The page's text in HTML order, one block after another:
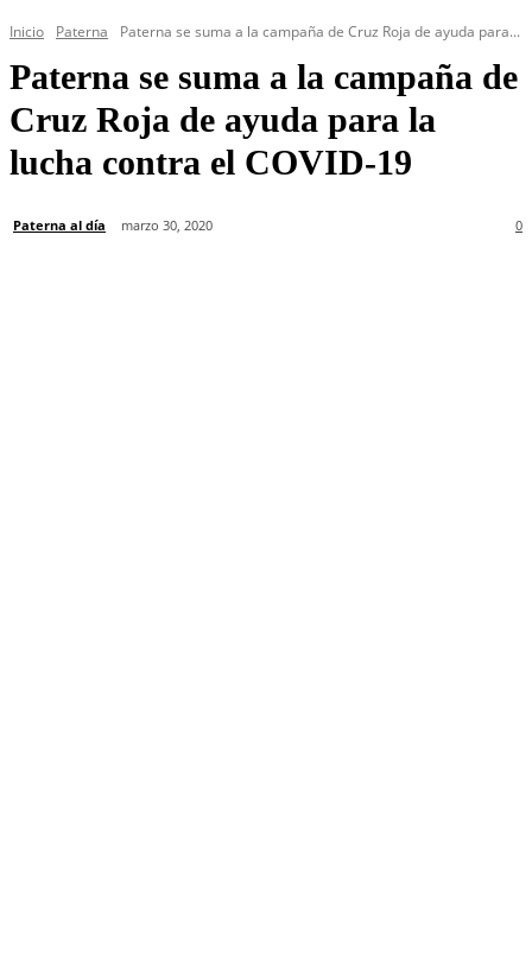
Inicio Paterna Paterna se suma a la campaña de Cruz Roja de ayuda para...
Paterna se suma a la campaña de
Cruz Roja de ayuda para la
lucha contra el COVID-19
Paterna al día marzo 30, 2020 0